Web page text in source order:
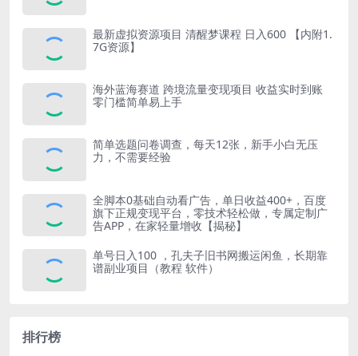
最新虚拟资源项目 清醒梦课程 日入600 【内附1.
7G资源】
海外蓝海赛道 跨境流量变现项目 收益实时到账
零门槛简单易上手
简单选题问卷调查，每天12张，新手小白无压
力，不需要经验
全脚本0基础自动看广告，单日收益400+，百度
旗下正规变现平台，零技术轻松做，专属定制广
告APP，在家轻量增收【揭秘】
单号日入100 ，孔夫子旧书网搬运闲鱼，长期靠
谱副业项目（教程 软件）
排行榜